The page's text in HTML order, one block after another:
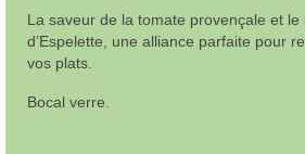
La saveur de la tomate provençale et
d’Espelette, une alliance parfaite pour
vos plats.
Bocal verre.